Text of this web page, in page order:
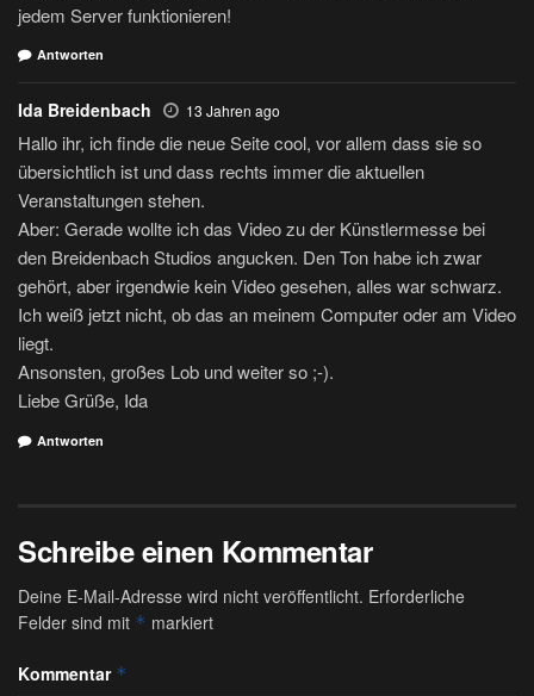
jedem Server funktionieren!
Antworten
Ida Breidenbach 13 Jahren ago
Hallo ihr, ich finde die neue Seite cool, vor allem dass sie so
übersichtlich ist und dass rechts immer die aktuellen
Veranstaltungen stehen.
Aber: Gerade wollte ich das Video zu der Künstlermesse bei
den Breidenbach Studios angucken. Den Ton habe ich zwar
gehört, aber irgendwie kein Video gesehen, alles war schwarz.
Ich weiß jetzt nicht, ob das an meinem Computer oder am Video
liegt.
Ansonsten, großes Lob und weiter so ;-).
Liebe Grüße, Ida
Antworten
Schreibe einen Kommentar
Deine E-Mail-Adresse wird nicht veröffentlicht. Erforderliche
Felder sind mit * markiert
Kommentar *